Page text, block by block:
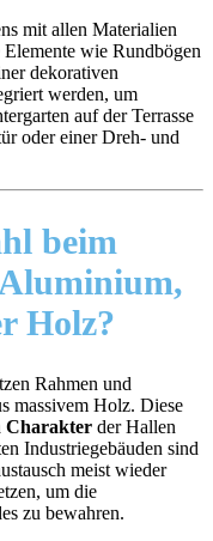
mit allen Materialien
Elemente wie Rundbögen
dekorativen
werden, um
auf der Terrasse
oder einer Dreh- und
beim
Holz?
Rahmen und
massivem Holz. Diese
Charakter der Hallen
Industriegebäuden sind
meist wieder
um die
zu bewahren.